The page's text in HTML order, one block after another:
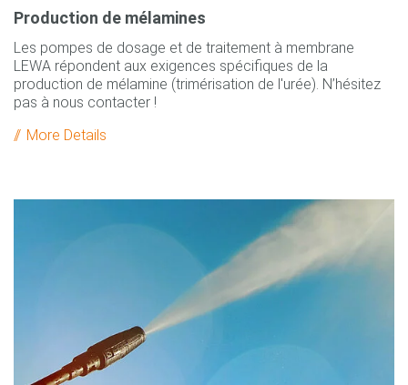
Production de mélamines
Les pompes de dosage et de traitement à membrane
LEWA répondent aux exigences spécifiques de la
production de mélamine (trimérisation de l'urée). N’hésitez
pas à nous contacter !
More Details